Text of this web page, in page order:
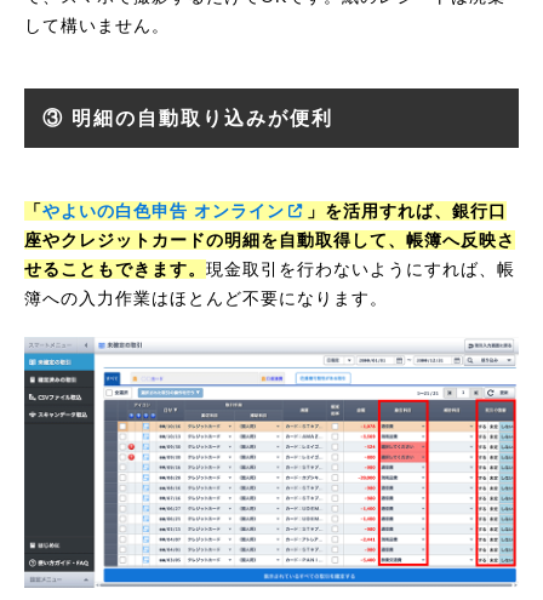
して構いません。
③ 明細の自動取り込みが便利
「やよいの白色申告 オンライン
」を活用すれば、銀行口
座やクレジットカードの明細を自動取得して、帳簿へ反映さ
せることもできます。 現金取引を行わないようにすれば、帳
簿への入力作業はほとんど不要になります。